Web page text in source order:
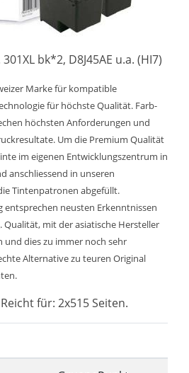
bk*2, D8J45AE u.a. (HI7)
Marke für kompatible
für höchste Qualität. Farb-
höchsten Anforderungen und
Um die Premium Qualität
im eigenen Entwicklungszentrum in
anschliessend in unseren
Tintenpatronen abgefüllt.
neusten Erkenntnissen
Qualität, mit der asiatische Hersteller
und dies zu immer noch sehr
Alternative zu teuren Original
für: 2x515 Seiten.